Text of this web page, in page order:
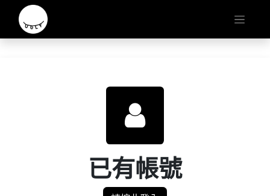
已有帳號